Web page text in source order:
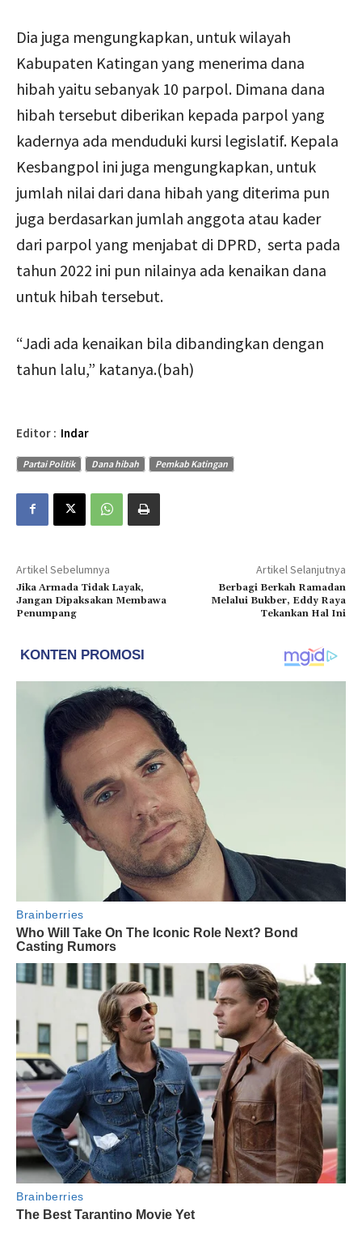
Dia juga mengungkapkan, untuk wilayah
Kabupaten Katingan yang menerima dana
hibah yaitu sebanyak 10 parpol. Dimana dana
hibah tersebut diberikan kepada parpol yang
kadernya ada menduduki kursi legislatif. Kepala
Kesbangpol ini juga mengungkapkan, untuk
jumlah nilai dari dana hibah yang diterima pun
juga berdasarkan jumlah anggota atau kader
dari parpol yang menjabat di DPRD, serta pada
tahun 2022 ini pun nilainya ada kenaikan dana
untuk hibah tersebut.
“Jadi ada kenaikan bila dibandingkan dengan
tahun lalu,” katanya.(bah)
Editor : Indar
Partai Politik Dana hibah Pemkab Katingan
Artikel Sebelumnya
Jika Armada Tidak Layak,
Jangan Dipaksakan Membawa
Penumpang
Artikel Selanjutnya
Berbagi Berkah Ramadan
Melalui Bukber, Eddy Raya
Tekankan Hal Ini